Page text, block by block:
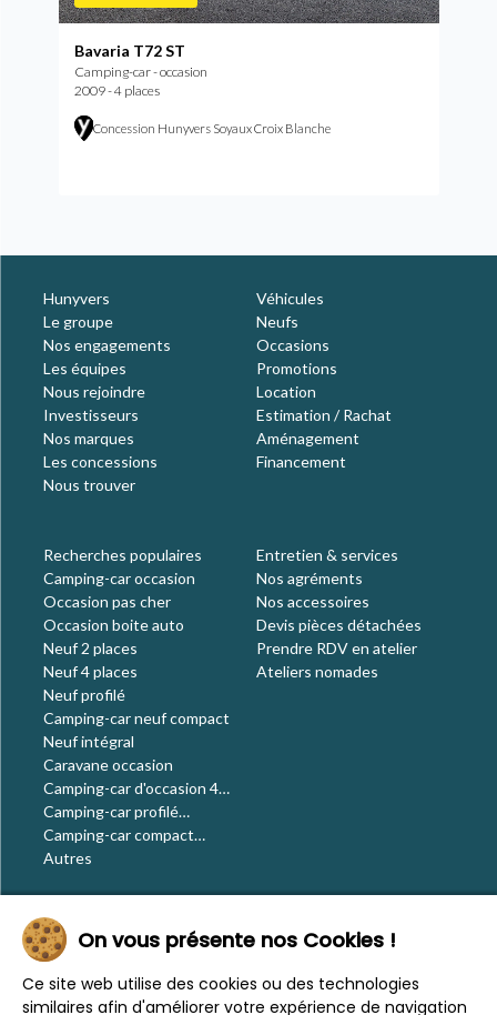
Bavaria T72 ST
Camping-car - occasion
2009 - 4 places
Concession Hunyvers Soyaux Croix Blanche
Hunyvers
Le groupe
Nos engagements
Les équipes
Nous rejoindre
Investisseurs
Nos marques
Les concessions
Nous trouver
Véhicules
Neufs
Occasions
Promotions
Location
Estimation / Rachat
Aménagement
Financement
Recherches populaires
Camping-car occasion
Occasion pas cher
Occasion boite auto
Neuf 2 places
Neuf 4 places
Neuf profilé
Camping-car neuf compact
Neuf intégral
Caravane occasion
Camping-car d'occasion 4
places
Camping-car profilé
occasion
Camping-car compact
occasion
Autres
Entretien & services
Nos agréments
Nos accessoires
Devis pièces détachées
Prendre RDV en atelier
Ateliers nomades
Le blog
Actualités
Évènements
Nos conseils
On vous présente nos Cookies !
Ce site web utilise des cookies ou des technologies
similaires afin d'améliorer votre expérience de navigation